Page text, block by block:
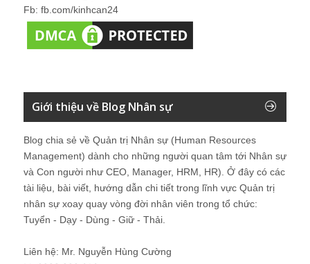
Fb: fb.com/kinhcan24
Giới thiệu về Blog Nhân sự
Blog chia sẻ về Quản trị Nhân sự (Human Resources
Management) dành cho những người quan tâm tới Nhân sự
và Con người như CEO, Manager, HRM, HR). Ở đây có các
tài liệu, bài viết, hướng dẫn chi tiết trong lĩnh vực Quản trị
nhân sự xoay quay vòng đời nhân viên trong tổ chức:
Tuyển - Dạy - Dùng - Giữ - Thải.
Liên hệ: Mr. Nguyễn Hùng Cường